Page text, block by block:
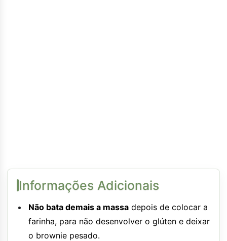
Informações Adicionais
Não bata demais a massa depois de colocar a
farinha, para não desenvolver o glúten e deixar
o brownie pesado.